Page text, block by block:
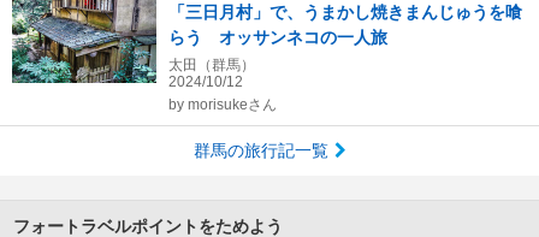
「三日月村」で、うまかし焼きまんじゅうを喰
らう オッサンネコの一人旅
太田（群馬）
2024/10/12
by morisukeさん
群馬の旅行記一覧
フォートラベルポイントをためよう